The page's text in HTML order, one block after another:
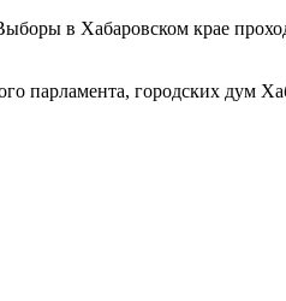
в Хабаровском крае
парламента, городских дум